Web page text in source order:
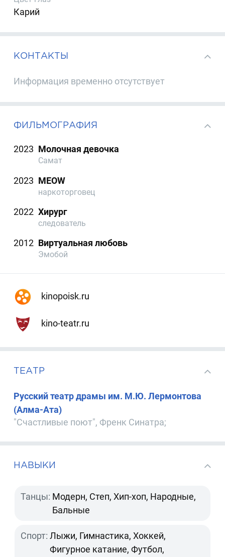
Карий
КОНТАКТЫ
Информация временно отсутствует
ФИЛЬМОГРАФИЯ
2023 Молочная девочка
Самат
2023 MEOW
наркоторговец
2022 Хирург
следователь
2012 Виртуальная любовь
Эмобой
kinopoisk.ru
kino-teatr.ru
ТЕАТР
Русский театр драмы им. М.Ю. Лермонтова
(Алма-Ата)
"Счастливые поют", Френк Синатра;
НАВЫКИ
Танцы: Модерн, Степ, Хип-хоп, Народные,
Бальные
Спорт: Лыжи, Гимнастика, Хоккей,
Фигурное катание, Футбол,